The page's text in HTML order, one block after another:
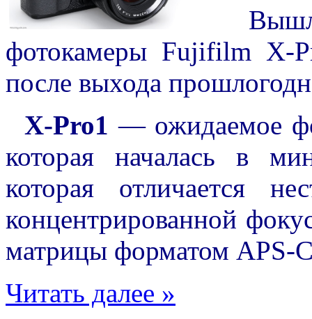
Вышла
фотокамеры Fujifilm X-
после выхода
X-Pro1 — ожидаемое
которая началась в
которая отличается
концентрированной
матрицы форматом APS-
Читать далее »